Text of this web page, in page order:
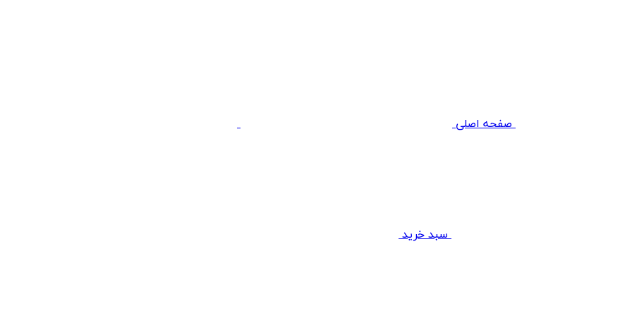
صفحه اصلی
سبد خرید